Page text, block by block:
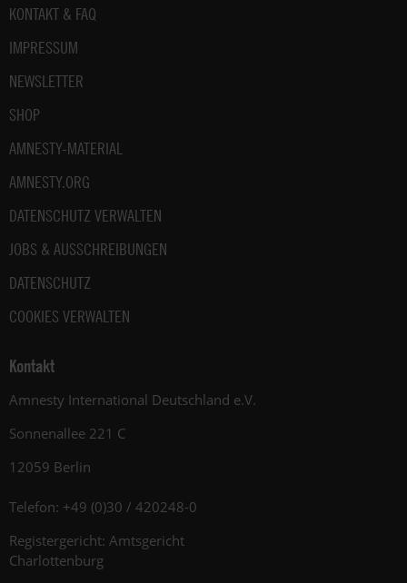
Fußbereich
KONTAKT & FAQ
IMPRESSUM
NEWSLETTER
SHOP
AMNESTY-MATERIAL
AMNESTY.ORG
DATENSCHUTZ VERWALTEN
JOBS & AUSSCHREIBUNGEN
DATENSCHUTZ
COOKIES VERWALTEN
Kontakt
Amnesty International Deutschland e.V.
Sonnenallee 221 C
12059 Berlin
Telefon: +49 (0)30 / 420248-0
Registergericht: Amtsgericht
Charlottenburg